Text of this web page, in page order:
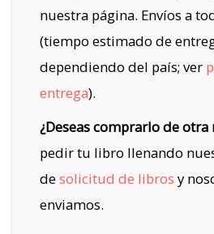
nuestra página. Envíos a
(tiempo estimado de
dependiendo del país; ver
entrega).
¿Deseas comprarlo de otra
pedir tu libro llenando
desolicitud de libros y
enviamos.